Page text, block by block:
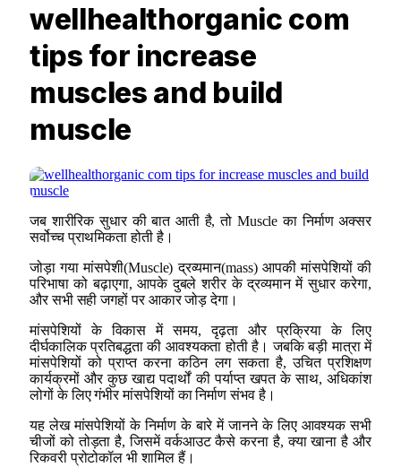
wellhealthorganic com
tips for increase
muscles and build
muscle
जब शारीरिक सुधार की बात आती है, तो Muscle का निर्माण अक्सर
सर्वोच्च प्राथमिकता होती है।
जोड़ा गया मांसपेशी(Muscle) द्रव्यमान(mass) आपकी मांसपेशियों की
परिभाषा को बढ़ाएगा, आपके दुबले शरीर के द्रव्यमान में सुधार करेगा,
और सभी सही जगहों पर आकार जोड़ देगा।
मांसपेशियों के विकास में समय, दृढ़ता और प्रक्रिया के लिए
दीर्घकालिक प्रतिबद्धता की आवश्यकता होती है। जबकि बड़ी मात्रा में
मांसपेशियों को प्राप्त करना कठिन लग सकता है, उचित प्रशिक्षण
कार्यक्रमों और कुछ खाद्य पदार्थों की पर्याप्त खपत के साथ, अधिकांश
लोगों के लिए गंभीर मांसपेशियों का निर्माण संभव है।
यह लेख मांसपेशियों के निर्माण के बारे में जानने के लिए आवश्यक सभी
चीजों को तोड़ता है, जिसमें वर्कआउट कैसे करना है, क्या खाना है और
रिकवरी प्रोटोकॉल भी शामिल हैं।